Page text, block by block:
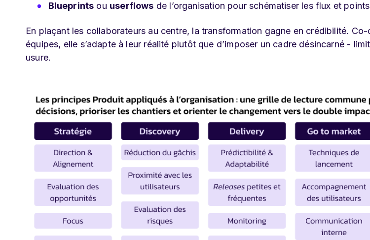
Blueprints ou userflows de l’organisation pour schématiser les flux et
En plaçant les collaborateurs au centre, la transformation gagne en crédibilité.
équipes, elle s’adapte à leur réalité plutôt que d’imposer un cadre désincarné -
usure.